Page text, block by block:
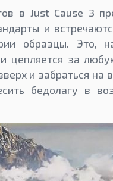
в Just Cause 3
и
образцы. Это,
цепляется за
и забраться на
бедолагу в